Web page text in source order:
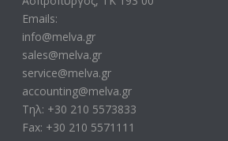
Emails:
info@melva.gr
sales@melva.gr
service@melva.gr
accounting@melva.gr
Τηλ: +30 210 5573833
Fax: +30 210 5571111